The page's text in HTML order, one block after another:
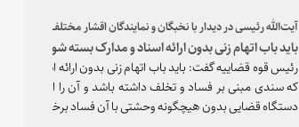
آیت‌الله رئیسی در دیدار با نخبگان و نمایندگان اقشار مختلف مردم لرستان:
باید باب اتهام زنی بدون ارائه اسناد و مدارک بسته شود
رئیس قوه قضاییه گفت: باید باب اتهام زنی بدون ارائه اسناد و
که سندی مبنی بر فساد و تخلف داشته باشد و آن را ارائه کند،
دستگاه قضایی بدون هیچگونه وحشتی با آن فساد برخورد می‌کند.